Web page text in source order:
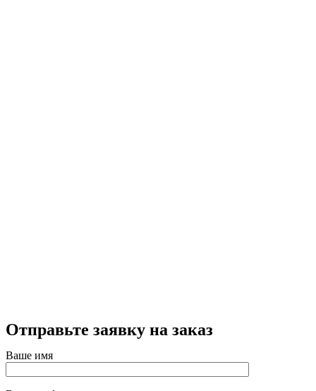
Отправьте заявку на заказ
Ваше имя